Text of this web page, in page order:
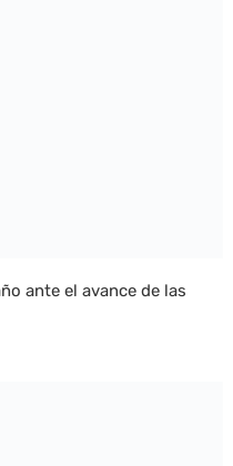
ante el avance de las